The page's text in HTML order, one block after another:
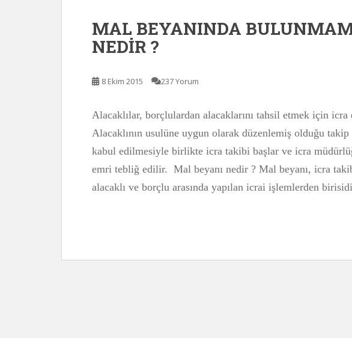
MAL BEYANINDA
NEDİR ?
8 Ekim 2015 237 Yorum
Alacaklılar, borçlulardan alacaklarını tahsil etmek için icra
Alacaklının usulüne uygun olarak düzenlemiş olduğu
kabul edilmesiyle birlikte icra takibi başlar ve icra
emri tebliğ edilir. Mal beyanı nedir ? Mal beyanı, icra
alacaklı ve borçlu arasında yapılan icrai işlemlerden